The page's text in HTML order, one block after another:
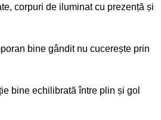
corpuri de iluminat cu prezență și
bine gândit nu cucerește prin
bine echilibrată între plin și gol